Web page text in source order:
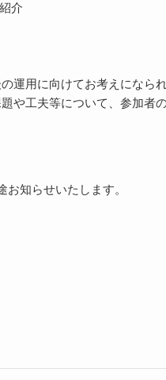
介
運用に向けてお考えになら
や工夫等について、参加者
知らせいたします。